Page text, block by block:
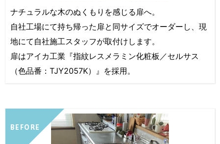
ナチュラルな木のぬくもりを感じる扉へ。
自社工場にて持ち帰った扉と同サイズでオーダーし、現
地にて自社施工スタッフが取付けします。
扉はアイカ工業『指紋レスメラミン化粧板／セルサス
（色品番：TJY2057K）』を採用。
BEFORE